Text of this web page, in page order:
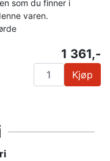
som du finner i
varen.
1 361,-
Kjøp